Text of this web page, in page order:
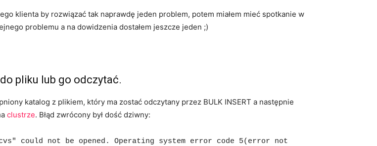
klienta by rozwiązać tak naprawdę jeden problem, potem miałem mieć spotkanie w
problemu a na dowidzenia dostałem jeszcze jeden ;)
pliku lub go odczytać.
katalog z plikiem, który ma zostać odczytany przez BULK INSERT a następnie
clustrze. Błąd zwrócony był dość dziwny:
could not be opened. Operating system error code 5(error not